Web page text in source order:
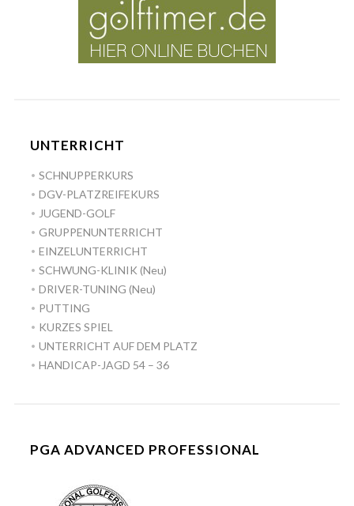
UNTERRICHT
SCHNUPPERKURS
DGV-PLATZREIFEKURS
JUGEND-GOLF
GRUPPENUNTERRICHT
EINZELUNTERRICHT
SCHWUNG-KLINIK (Neu)
DRIVER-TUNING (Neu)
PUTTING
KURZES SPIEL
UNTERRICHT AUF DEM PLATZ
HANDICAP-JAGD 54 – 36
PGA ADVANCED PROFESSIONAL